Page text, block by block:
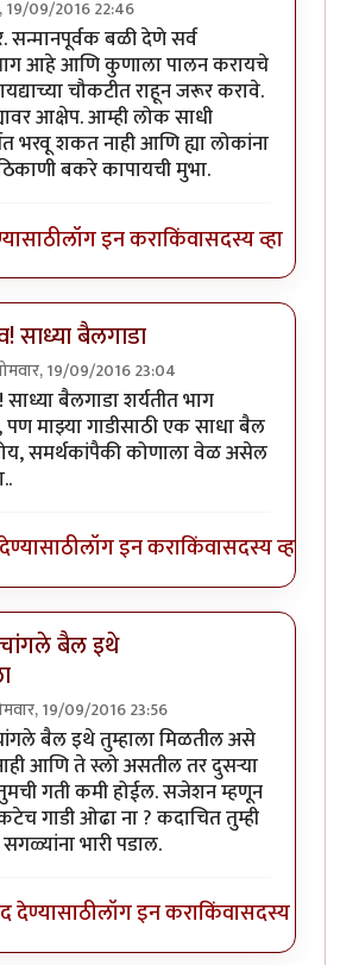
19/09/2016 22:46
मूळ आक्षेपbyआनंदयात्री
सन्मानपूर्वक बळी देणे सर्व
आहे आणि कुणाला पालन करायचे
चौकटीत राहून जरूर करावे.
आक्षेप. आम्ही लोक साधी
भरवू शकत नाही आणि ह्या लोकांना
बकरे कापायची मुभा.
लॉग इन कराकिंवासदस्य व्हा
साध्या बैलगाडा
19/09/2016 23:04
अगदी बरोबर. सन्मानपूर्वक बळी
साध्या बैलगाडा शर्यतीत भाग
पण माझ्या गाडीसाठी एक साधा बैल
समर्थकांपैकी कोणाला वेळ असेल
लॉग इन कराकिंवासदस्य व्हा
बैल इथे
19/09/2016 23:56
toहो ना राव! साध्या बैलगाडाby
बैल इथे तुम्हाला मिळतील असे
आणि ते स्लो असतील तर दुसऱ्या
गती कमी होईल. सजेशन म्हणून
गाडी ओढा ना ? कदाचित तुम्ही
भारी पडाल.
देण्यासाठीलॉग इन कराकिंवासदस्य व्हा